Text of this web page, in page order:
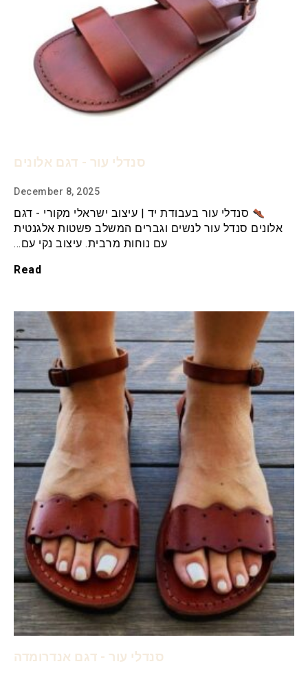
סנדלי עור - דגם אלונים
December 8, 2025
סנדלי עור בעבודת יד | עיצוב ישראלי מקורי - דגם
אלונים סנדל עור לנשים וגברים המשלב פשטות אלגנטית
עם נוחות מרבית. עיצוב נקי עם…
Read
סנדלי עור - דגם אנדרומדה